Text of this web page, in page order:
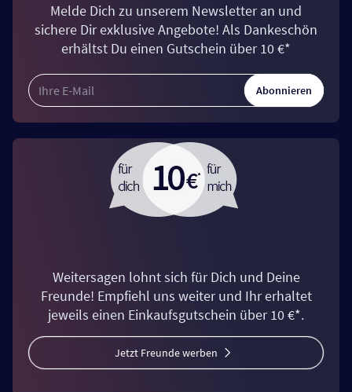
Melde Dich zu unserem Newsletter an und
sichere Dir exklusive Angebote! Als Dankeschön
erhältst Du einen Gutschein über 10 €*
Abonnieren
Weitersagen lohnt sich für Dich und Deine
Freunde! Empfiehl uns weiter und Ihr erhaltet
jeweils einen Einkaufsgutschein über 10 €*.
Jetzt Freunde werben